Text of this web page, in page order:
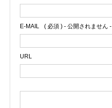
E-MAIL ( 必須 ) - 公開されません -
URL